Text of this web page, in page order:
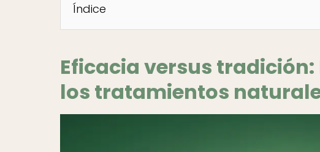
Índice
Eficacia versus
los tratamientos